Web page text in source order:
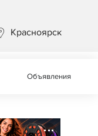
Красноярск
Объявления